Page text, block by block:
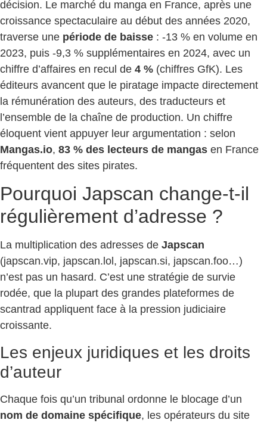
décision. Le marché du manga en France, après une
croissance spectaculaire au début des années 2020,
traverse une période de baisse : -13 % en volume en
2023, puis -9,3 % supplémentaires en 2024, avec un
chiffre d’affaires en recul de 4 % (chiffres GfK). Les
éditeurs avancent que le piratage impacte directement
la rémunération des auteurs, des traducteurs et
l’ensemble de la chaîne de production. Un chiffre
éloquent vient appuyer leur argumentation : selon
Mangas.io, 83 % des lecteurs de mangas en France
fréquentent des sites pirates.
Pourquoi Japscan change-t-il
régulièrement d’adresse ?
La multiplication des adresses de Japscan
(japscan.vip, japscan.lol, japscan.si, japscan.foo…)
n’est pas un hasard. C’est une stratégie de survie
rodée, que la plupart des grandes plateformes de
scantrad appliquent face à la pression judiciaire
croissante.
Les enjeux juridiques et les droits
d’auteur
Chaque fois qu’un tribunal ordonne le blocage d’un
nom de domaine spécifique, les opérateurs du site